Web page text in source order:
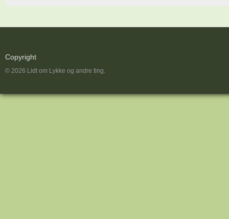
Copyright
© 2026 Lidt om Lykke og andre ting.